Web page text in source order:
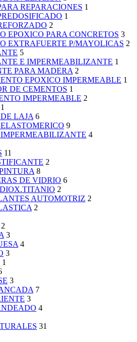
REPARACIONES 1
1
2
EPOXICO PARA CONCRETOS 3
EXTRAFUERTE P/MAYOLICAS 2
5
E IMPERMEABILIZANTE 1
PARA MADERA 2
EPOXICO IMPERMEABLE 1
DE CEMENTOS 1
IMPERMEABLE 2
1
LAJA 6
9
4
11
2
8
DE VIDRIO 6
2
AUTOMOTRIZ 2
2
2
3
4
3
1
3
7
3
4
31